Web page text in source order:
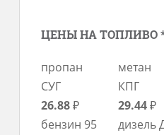
ЦЕНЫ НА ТОПЛИВО
пропан
СУГ
26.88₽
метан
КПГ
29.44₽
бензин 95
дизель